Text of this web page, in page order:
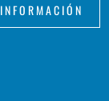
INFORMACIÓN